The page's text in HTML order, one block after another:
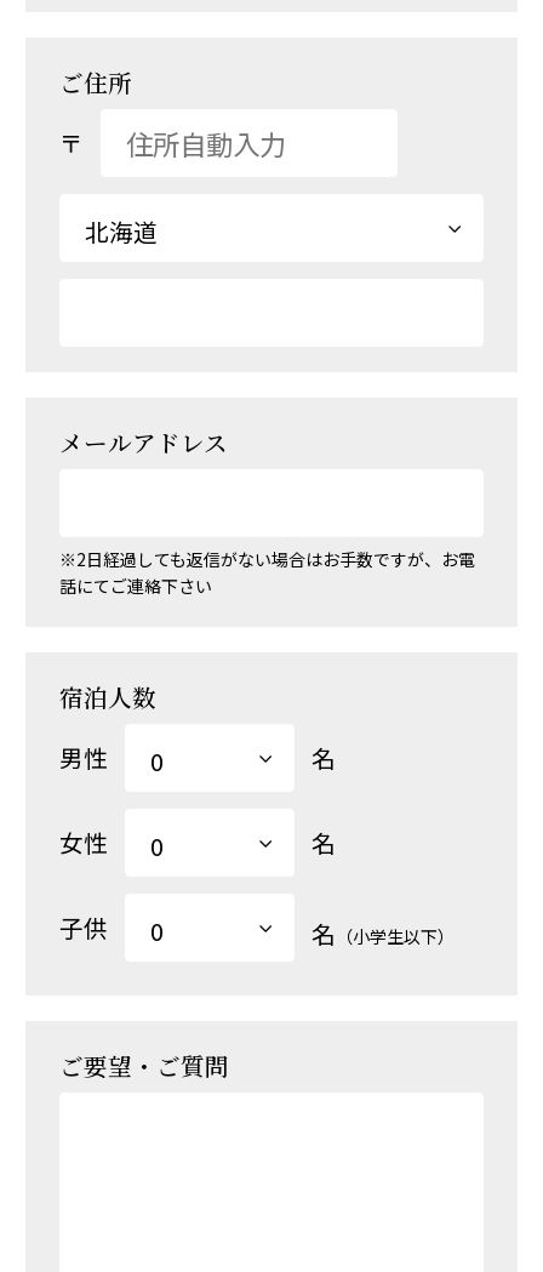
ご住所
〒
メールアドレス
※2日経過しても返信がない場合はお手数ですが、お電
話にてご連絡下さい
宿泊人数
男性
名
女性 名
子供 名 （小学生以下）
ご要望・ご質問